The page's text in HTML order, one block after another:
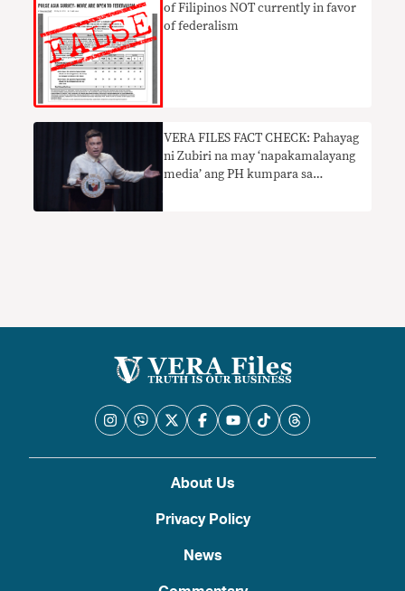
of Filipinos NOT currently in favor
of federalism
VERA FILES FACT CHECK: Pahayag
ni Zubiri na may ‘napakamalayang
media’ ang PH kumpara sa
About Us
Privacy Policy
News